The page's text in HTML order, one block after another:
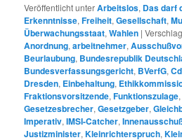
Veröffentlicht unterArbeitslos, Das darf
Erkenntnisse,Freiheit,Gesellschaft,
Überwachungsstaat,Wahlen |
Anordnung,arbeitnehmer,
Beurlaubung, Bundesrepublik
Bundesverfassungsgericht, BVerfG,
Dresden, Einbehaltung,
Fraktionsvorsitzende,Funktionszulage
Gesetzesbrecher,Gesetzgeber,
Imperativ,IMSI-Catcher,
Justizminister,Kleinrichterspruch,